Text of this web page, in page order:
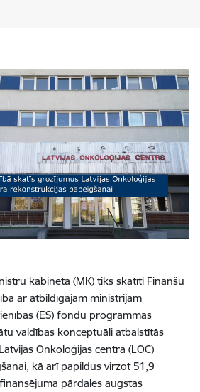
kabinetā (MK) tiks skatīti Finanšu
ar atbildīgajām ministrijām
(ES) fondu programmas
valdības konceptuāli atbalstītās
Onkoloģijas centra (LOC)
kā arī papildus virzot 51,9
pārdales augstas